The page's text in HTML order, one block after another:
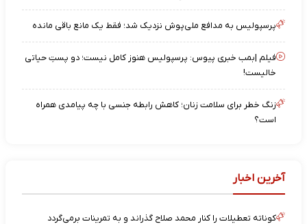
پرسپولیس به مدافع ملی‌پوش نزدیک شد؛ فقط یک مانع باقی مانده
فیلم |بمب خبری پیوس: پرسپولیس هنوز کامل نیست؛ دو پستِ حیاتی
خالیست!
زنگ خطر برای سلامت زنان؛ کاهش رابطه جنسی با چه پیامدی همراه
است؟
آخرین اخبار
کوناته تعطیلات را کنار محمد صلاح گذراند و به تمرینات برمی‌گردد